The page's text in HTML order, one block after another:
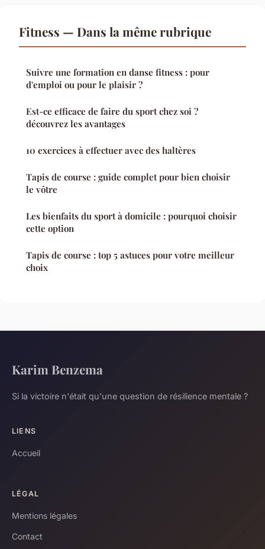
Fitness — Dans la même rubrique
Suivre une formation en danse fitness : pour
d'emploi ou pour le plaisir ?
Est-ce efficace de faire du sport chez soi ?
découvrez les avantages
10 exercices à effectuer avec des haltères
Tapis de course : guide complet pour bien choisir
le vôtre
Les bienfaits du sport à domicile : pourquoi choisir
cette option
Tapis de course : top 5 astuces pour votre meilleur
choix
Karim Benzema
Si la victoire n'était qu'une question de résilience mentale ?
LIENS
Accueil
LÉGAL
Mentions légales
Contact